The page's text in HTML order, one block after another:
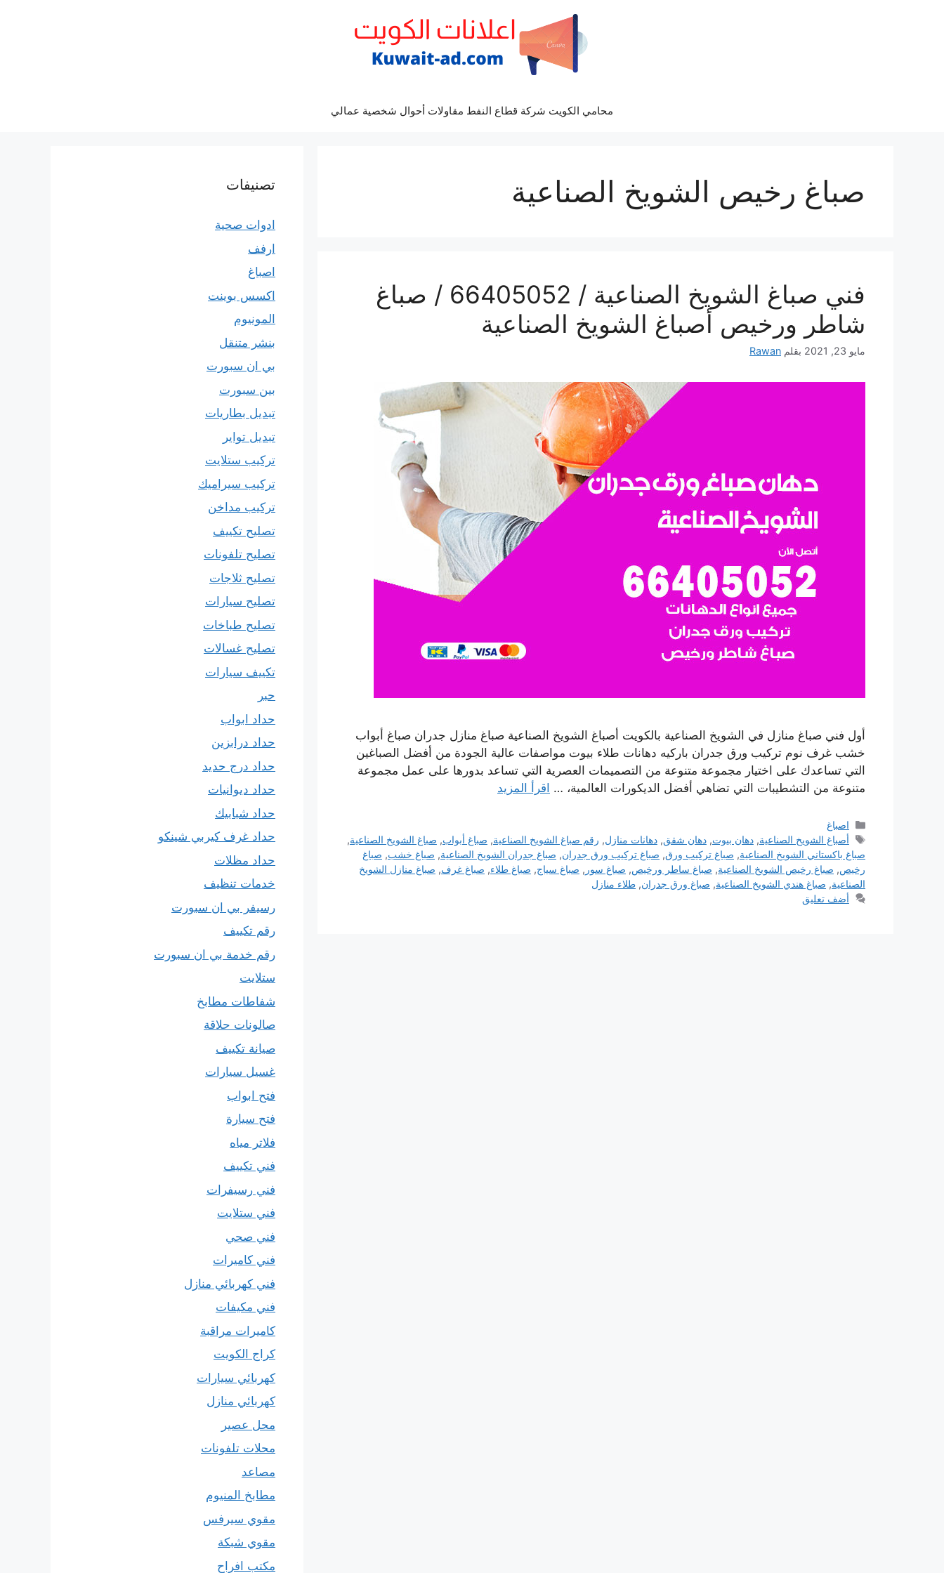
محامي الكويت شركة قطاع النفط مقاولات أحوال شخصية عمالي
صباغ رخيص الشويخ الصناعية
فني صباغ الشويخ الصناعية / 66405052 / صباغ
شاطر ورخيص أصباغ الشويخ الصناعية
مايو 23, 2021 بقلم Rawan
أول فني صباغ منازل في الشويخ الصناعية بالكويت أصباغ الشويخ الصناعية صباغ منازل جدران صباغ أبواب
خشب غرف نوم تركيب ورق جدران باركيه دهانات طلاء بيوت مواصفات عالية الجودة من أفضل الصباغين
التي تساعدك على اختيار مجموعة متنوعة من التصميمات العصرية التي تساعد بدورها على عمل مجموعة
متنوعة من التشطيبات التي تضاهي أفضل الديكورات العالمية، … اقرأ المزيد
التصنيفات
اصباغ
الوسوم
أصباغ الشويخ الصناعية,دهان بيوت,دهان شقق,دهانات منازل, رقم صباغ الشويخ الصناعية, صباغ أبواب, صباغ الشويخ الصناعية,
صباغ باكستاني الشويخ الصناعية, صباغ تركيب ورق, صباغ تركيب ورق جدران, صباغ جدران الشويخ الصناعية, صباغ خشب, صباغ
رخيص, صباغ رخيص الشويخ الصناعية, صباغ ساطر ورخيص, صباغ سور , صباغ سياج, صباغ طلاء, صباغ غرف, صباغ منازل الشويخ
الصناعية, صباغ هندي الشويخ الصناعية, صباغ ورق جدران, طلاء منازل
أضف تعليق
تصنيفات
ادوات صحية
ارفف
اصباغ
اكسس بوينت
المونيوم
بنشر متنقل
بي ان سبورت
بين سبورت
تبديل بطاريات
تبديل تواير
تركيب ستلايت
تركيب سيراميك
تركيب مداخن
تصليح تكييف
تصليح تلفونات
تصليح ثلاجات
تصليح سيارات
تصليح طباخات
تصليح غسالات
تكييف سيارات
حبر
حداد ابواب
حداد درابزين
حداد درج حديد
حداد ديوانيات
حداد شبابيك
حداد غرف كيربي شينكو
حداد مظلات
خدمات تنظيف
رسيفر بي ان سبورت
رقم تكييف
رقم خدمة بي ان سبورت
ستلايت
شفاطات مطابخ
صالونات حلاقة
صيانة تكييف
غسيل سيارات
فتح ابواب
فتح سيارة
فلاتر مياه
فني تكييف
فني رسيفرات
فني ستلايت
فني صحي
فني كاميرات
فني كهربائي منازل
فني مكيفات
كاميرات مراقبة
كراج الكويت
كهربائي سيارات
كهربائي منازل
محل عصير
محلات تلفونات
مصاعد
مطابخ المنيوم
مقوي سيرفس
مقوي شبكة
مكتب افراح